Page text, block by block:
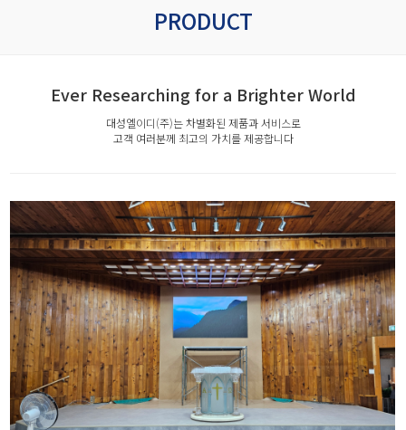
PRODUCT
Ever Researching for a Brighter World
대성엘이디(주)는 차별화된 제품과 서비스로
고객 여러분께 최고의 가치를 제공합니다